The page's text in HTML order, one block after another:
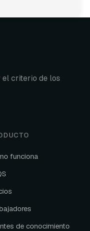
el criterio de los
funciona
de conocimiento